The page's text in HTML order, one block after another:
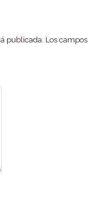
publicada. Los campos